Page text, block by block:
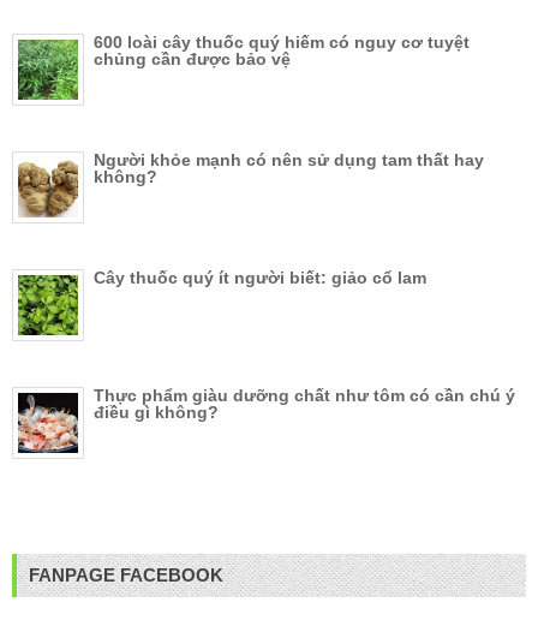
600 loài cây thuốc quý hiếm có nguy cơ tuyệt
chủng cần được bảo vệ
Người khỏe mạnh có nên sử dụng tam thất hay
không?
Cây thuốc quý ít người biết: giảo cổ lam
Thực phẩm giàu dưỡng chất như tôm có cần chú ý
điều gì không?
FANPAGE FACEBOOK